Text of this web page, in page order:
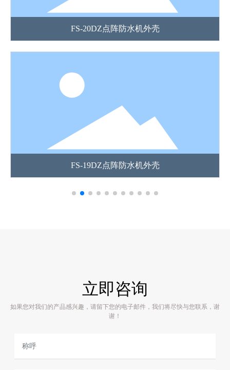
FS-20DZ点阵防水机外壳
FS-19DZ点阵防水机外壳
立即咨询
如果您对我们的产品感兴趣，请留下您的电子邮件，我们将尽快与您联系，谢
谢！